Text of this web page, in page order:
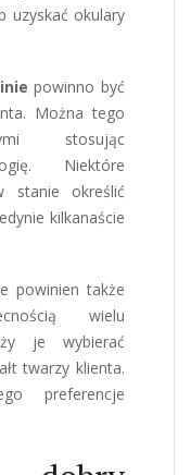
uzyskać okulary
powinno być
Można tego
stosując
Niektóre
stanie określić
kilkanaście
powinien także
wielu
je wybierać
twarzy klienta.
preferencje